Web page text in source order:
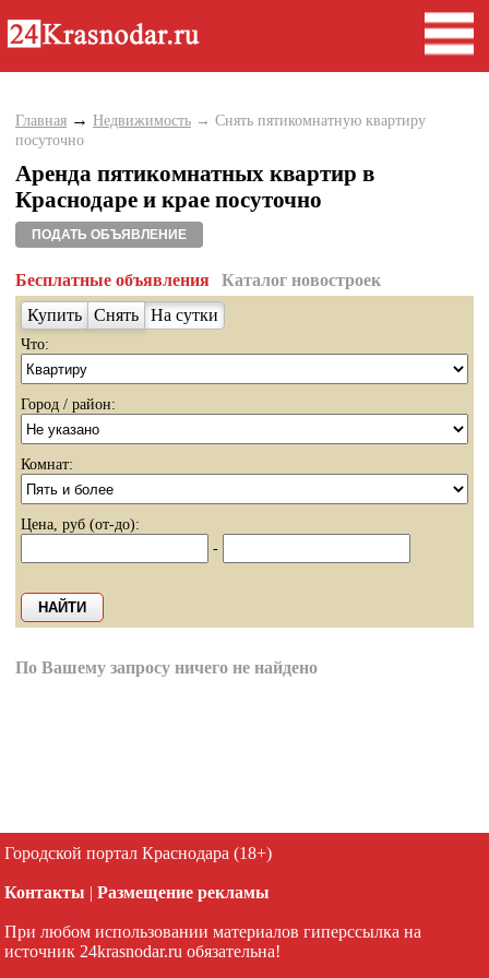
Главная → Недвижимость → Снять пятикомнатную квартиру
посуточно
Аренда пятикомнатных квартир в
Краснодаре и крае посуточно
ПОДАТЬ ОБЪЯВЛЕНИЕ
Бесплатные объявления
Каталог новостроек
Купить
Снять На сутки
Что:
Город / район:
Комнат:
Цена, руб (от-до):
-
По Вашему запросу ничего не найдено
Городской портал Краснодара (18+)
Контакты | Размещение рекламы
При любом использовании материалов гиперссылка на
источник 24krasnodar.ru обязательна!